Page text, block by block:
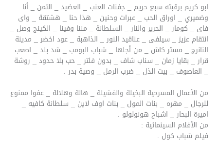
ابو كريم برقبته سبع حريم _ جفنات العنب _ العضيد _ الثمن _ أنا
وضميري _ اوراق الحب _ عبرات وحنين _ هذا حنا _ هشتقة _ واى
فاى _ كومار _ الحرير والنار _ السلطانة _ مننا وفينا _ الكينج وصل _
انتقام عزيز _ سيلفى _ عناقيد النور _ الذاهبة _ عود اخضر _ مدينة
النانرج _ مستر كاش _ من أجلها _ شباب البومب _ شد بلد _ اصعب
قرار _ بقايا زمان _ سناب شاف _ بدون فلتر _ حب بلا حدود _ روشة
_ العاصوف _ بيت الذل _ ضرب الرمل _ وصية بدر .
من الأعمال المسرحية البخيلة والفشيلة _ هالة وهلالة _ عفوا ممنوع
للرجال _ مهره _ بنات المول _ بنات اوف لاين _ سلطانة كافيه _
اميرة البحار _ اشباح هونولولو .
من الأفلام السينمائية :
فيلم شباب كول .